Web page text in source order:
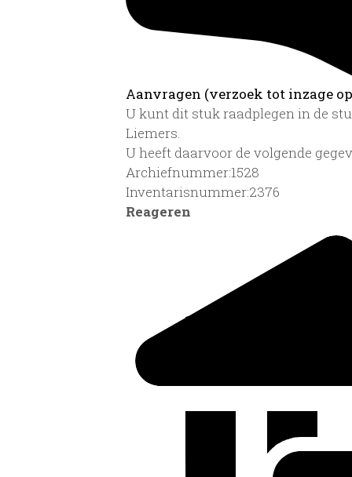
Aanvragen (verzoek tot inzage
U kunt dit stuk raadplegen in de
Liemers.
U heeft daarvoor de volgende
Archiefnummer:1528
Inventarisnummer:2376
Reageren